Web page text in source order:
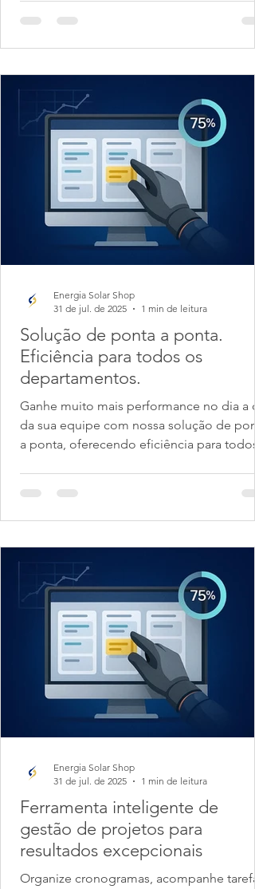
Solução de ponta a ponta.
Eficiência para todos os
departamentos.
Ganhe muito mais performance no dia a
da sua equipe com nossa solução de
a ponta, oferecendo eficiência para todos
Energia Solar Shop
31 de jul. de 2025
1 min de leitura
Ferramenta inteligente de
gestão de projetos para
resultados excepcionais
Organize cronogramas, acompanhe
Energia Solar Shop
31 de jul. de 2025
1 min de leitura